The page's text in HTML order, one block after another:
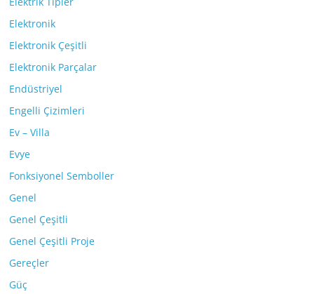
Elektronik
Elektronik Çeşitli
Elektronik Parçalar
Endüstriyel
Engelli Çizimleri
Ev – Villa
Evye
Fonksiyonel Semboller
Genel
Genel Çeşitli
Genel Çeşitli Proje
Gereçler
Güç